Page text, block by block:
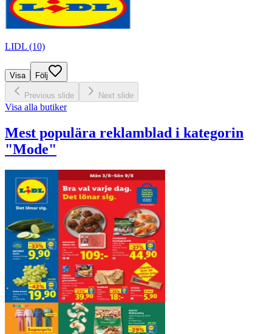
LIDL (10)
Visa Följ
Previous slide Next slide
Visa alla butiker
Mest populära reklamblad i kategorin
"Mode"